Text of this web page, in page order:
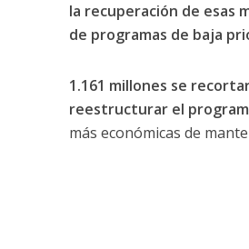
la recuperación de esas
de programas de baja
1.161 millones se
reestructurar el
más económicas de